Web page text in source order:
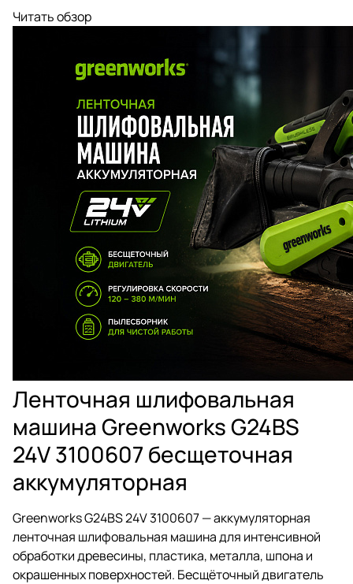
Читать обзор
Ленточная шлифовальная
машина Greenworks G24BS
24V 3100607 бесщеточная
аккумуляторная
Greenworks G24BS 24V 3100607 — аккумуляторная
ленточная шлифовальная машина для интенсивной
обработки древесины, пластика, металла, шпона и
окрашенных поверхностей. Бесщёточный двигатель